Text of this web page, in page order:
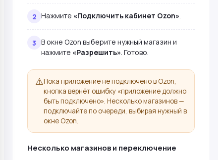
Нажмите «Подключить кабинет Ozon».
В окне Ozon выберите нужный магазин и
нажмите «Разрешить». Готово.
⚠️Пока приложение не подключено в Ozon,
кнопка вернёт ошибку «приложение должно
быть подключено». Несколько магазинов —
подключайте по очереди, выбирая нужный в
окне Ozon.
Несколько магазинов и переключение